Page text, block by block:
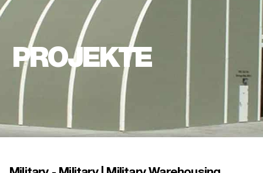
Fachleute
Über uns
PROJEKTE